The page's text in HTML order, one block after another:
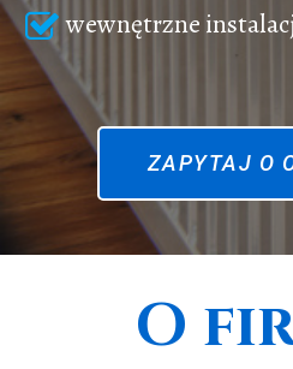
wewnętrzne
ZAPYTAJ O
O